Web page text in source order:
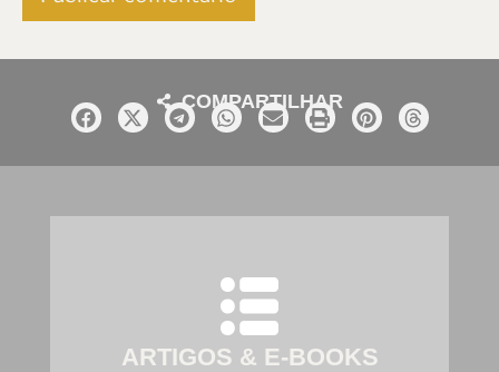
COMPARTILHAR
ARTIGOS & E-BOOKS